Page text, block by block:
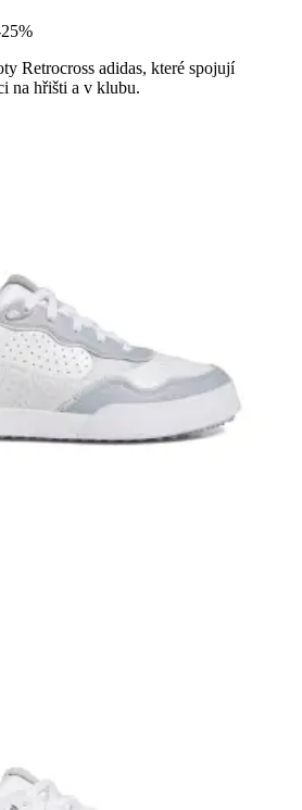
Retrocross adidas, které spojují
na hřišti a v klubu.